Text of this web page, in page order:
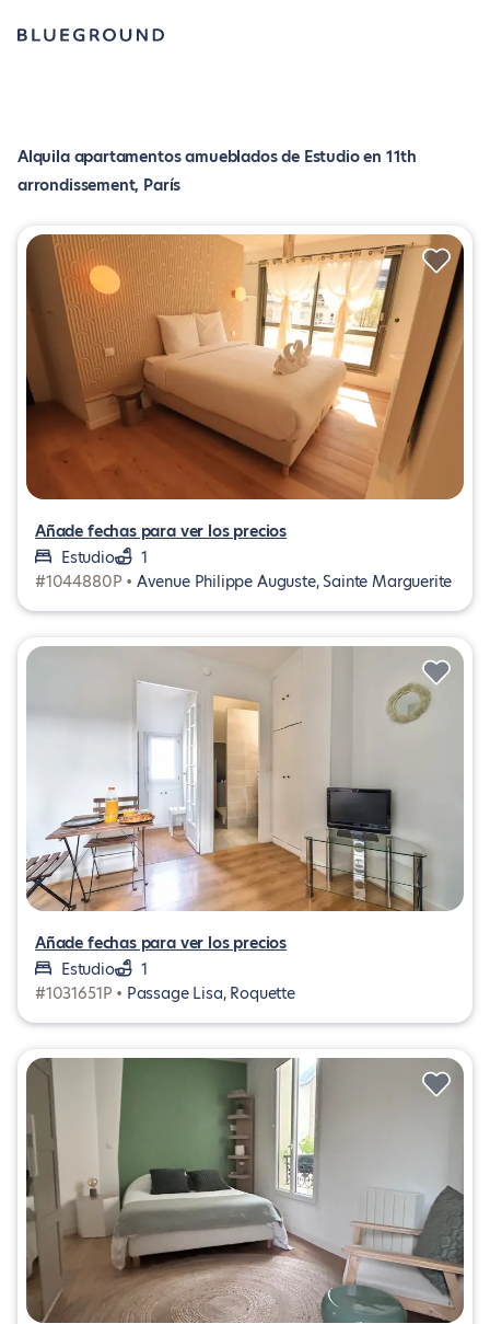
Alquila apartamentos amueblados de Estudio en 11th
arrondissement, París
Añade fechas para ver los precios
Estudio
1
#1044880P • Avenue Philippe Auguste, Sainte Marguerite
Añade fechas para ver los precios
Estudio
1
#1031651P • Passage Lisa, Roquette